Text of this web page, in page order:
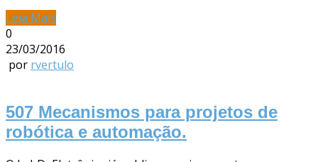
Leia Mais
0
23/03/2016
por rvertulo
507 Mecanismos para projetos de
robótica e automação.